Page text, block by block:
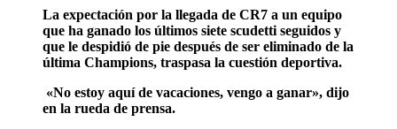
La expectación por la llegada de CR7 a un equipo
que ha ganado los últimos siete scudetti seguidos y
que le despidió de pie después de ser eliminado de la
última Champions, traspasa la cuestión deportiva.
«No estoy aquí de vacaciones, vengo a ganar», dijo
en la rueda de prensa.